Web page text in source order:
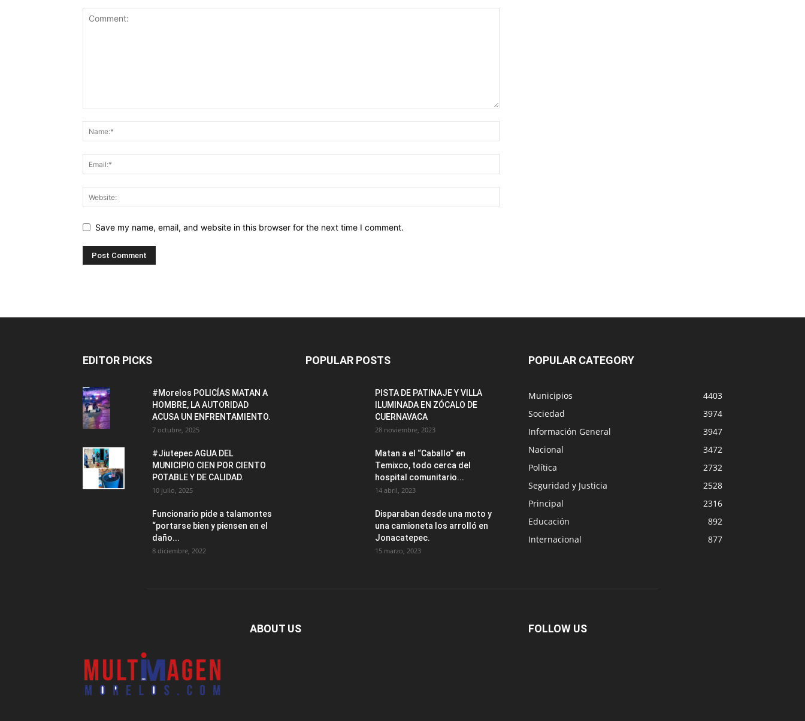
Save my name, email, and website in this browser for the next time I comment.
EDITOR PICKS
#Morelos POLICÍAS MATAN A
HOMBRE, LA AUTORIDAD
ACUSA UN ENFRENTAMIENTO.
7 octubre, 2025
#Jiutepec AGUA DEL
MUNICIPIO CIEN POR CIENTO
POTABLE Y DE CALIDAD.
10 julio, 2025
Funcionario pide a talamontes
“portarse bien y piensen en el
daño...
8 diciembre, 2022
POPULAR POSTS
PISTA DE PATINAJE Y VILLA
ILUMINADA EN ZÓCALO DE
CUERNAVACA
28 noviembre, 2023
Matan a el “Caballo” en
Temixco, todo cerca del
hospital comunitario...
14 abril, 2023
Disparaban desde una moto y
una camioneta los arrolló en
Jonacatepec.
15 marzo, 2023
POPULAR CATEGORY
Municipios
4403
Sociedad
3974
Información General
3947
Nacional
3472
Política
2732
Seguridad y Justicia
2528
Principal
2316
Educación
892
Internacional
877
ABOUT US FOLLOW US